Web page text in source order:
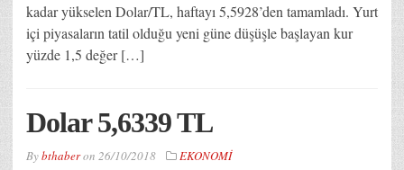
kadar yükselen Dolar/TL, haftayı 5,5928’den tamamladı. Yurt
içi piyasaların tatil olduğu yeni güne düşüşle başlayan kur
yüzde 1,5 değer […]
Dolar 5,6339 TL
Bybthaberon 26/10/2018 EKONOMİ